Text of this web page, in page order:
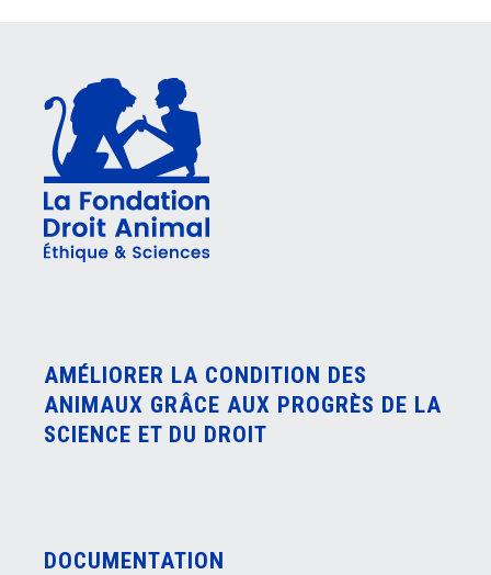
AMÉLIORER LA CONDITION DES
ANIMAUX GRÂCE AUX PROGRÈS DE LA
SCIENCE ET DU DROIT
DOCUMENTATION